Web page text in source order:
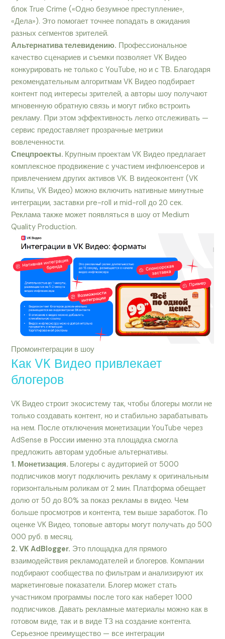
блок True Crime («Одно безумное преступление»,
«Дела»). Это помогает точнее попадать в ожидания
разных сегментов зрителей.
Альтернатива телевидению. Профессиональное
качество сценариев и съемки позволяет VK Видео
конкурировать не только с YouTube, но и с ТВ. Благодаря
рекомендательным алгоритмам VK Видео подбирает
контент под интересы зрителей, а авторы шоу получают
мгновенную обратную связь и могут гибко встроить
рекламу. При этом эффективность легко отслеживать —
сервис предоставляет прозрачные метрики
вовлеченности.
Спецпроекты. Крупным проектам VK Видео предлагает
комплексное продвижение с участием инфлюенсеров и
привлечением других активов VK. В видеоконтент (VK
Клипы, VK Видео) можно включить нативные минутные
интеграции, заставки pre-roll и mid-roll до 20 сек.
Реклама также может появляться в шоу от Medium
Quality Production.
Промоинтеграции в шоу
Как VK Видео привлекает
блогеров
VK Видео строит экосистему так, чтобы блогеры могли не
только создавать контент, но и стабильно зарабатывать
на нем. После отключения монетизации YouTube через
AdSense в России именно эта площадка смогла
предложить авторам удобные альтернативы.
1. Монетизация. Блогеры с аудиторией от 5000
подписчиков могут подключить рекламу к оригинальным
горизонтальным роликам от 2 мин. Платформа обещает
долю от 50 до 80% за показ рекламы в видео. Чем
больше просмотров и контента, тем выше заработок. По
оценке VK Видео, топовые авторы могут получать до 500
000 руб. в месяц.
2. VK AdBlogger. Это площадка для прямого
взаимодействия рекламодателей и блогеров. Компании
подбирают сообщества по фильтрам и анализируют их
маркетинговые показатели. Блогер может стать
участником программы после того как наберет 1000
подписчиков. Давать рекламные материалы можно как в
готовом виде, так и в виде ТЗ на создание контента.
Серьезное преимущество — все интеграции